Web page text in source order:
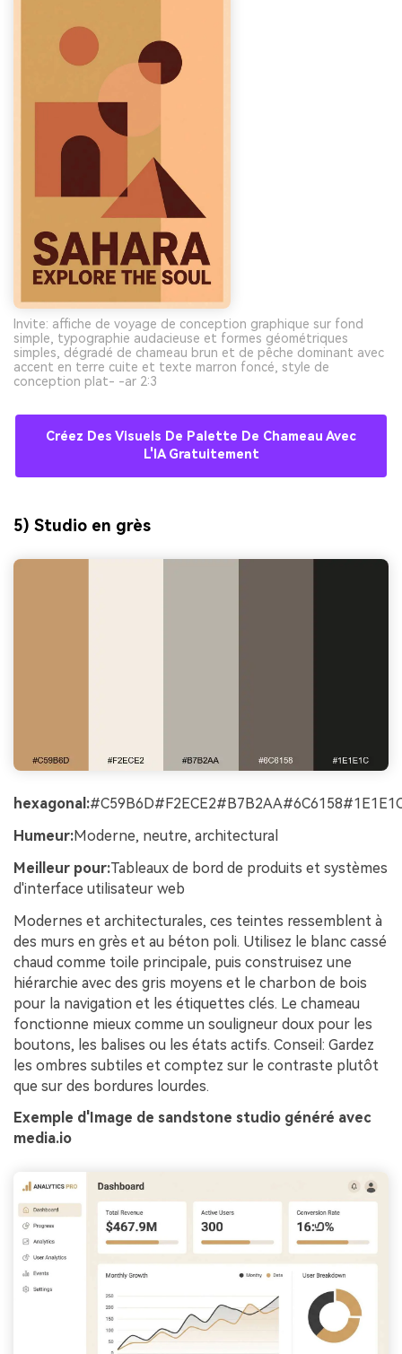
Invite: affiche de voyage de conception graphique sur fond
simple, typographie audacieuse et formes géométriques
simples, dégradé de chameau brun et de pêche dominant avec
accent en terre cuite et texte marron foncé, style de
conception plat- -ar 2:3
Créez Des Visuels De Palette De Chameau Avec
L'IA Gratuitement
5) Studio en grès
hexagonal:
Humeur:Moderne, neutre, architectural
Meilleur pour:Tableaux de bord de produits et systèmes
d'interface utilisateur web
Modernes et architecturales, ces teintes ressemblent à
des murs en grès et au béton poli. Utilisez le blanc cassé
chaud comme toile principale, puis construisez une
hiérarchie avec des gris moyens et le charbon de bois
pour la navigation et les étiquettes clés. Le chameau
fonctionne mieux comme un souligneur doux pour les
boutons, les balises ou les états actifs. Conseil: Gardez
les ombres subtiles et comptez sur le contraste plutôt
que sur des bordures lourdes.
Exemple d'Image de sandstone studio généré avec
media.io